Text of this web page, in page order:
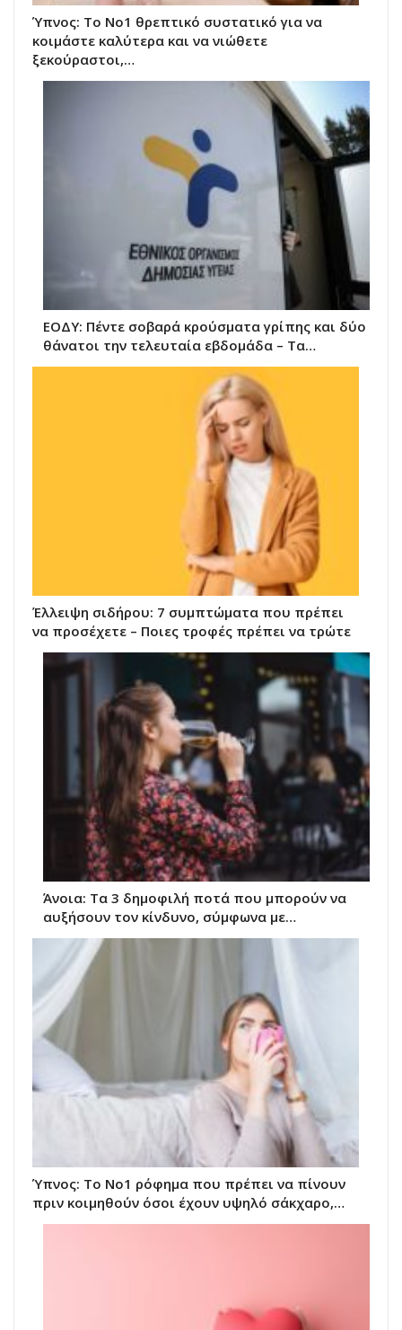
Ύπνος: Το Νο1 θρεπτικό συστατικό για να
κοιμάστε καλύτερα και να νιώθετε
ξεκούραστοι,…
ΕΟΔΥ: Πέντε σοβαρά κρούσματα γρίπης και δύο
θάνατοι την τελευταία εβδομάδα – Τα…
Έλλειψη σιδήρου: 7 συμπτώματα που πρέπει
να προσέχετε – Ποιες τροφές πρέπει να τρώτε
Άνοια: Τα 3 δημοφιλή ποτά που μπορούν να
αυξήσουν τον κίνδυνο, σύμφωνα με…
Ύπνος: Το Νο1 ρόφημα που πρέπει να πίνουν
πριν κοιμηθούν όσοι έχουν υψηλό σάκχαρο,…